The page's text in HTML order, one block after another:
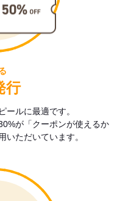
行
ールに最適です。
が「クーポンが使えるか
いただいています。